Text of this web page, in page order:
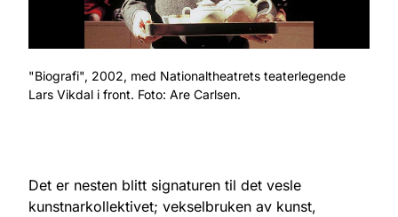
"Biografi", 2002, med Nationaltheatrets teaterlegende
Lars Vikdal i front. Foto: Are Carlsen.
Det er nesten blitt signaturen til det vesle
kunstnarkollektivet; vekselbruken av kunst,